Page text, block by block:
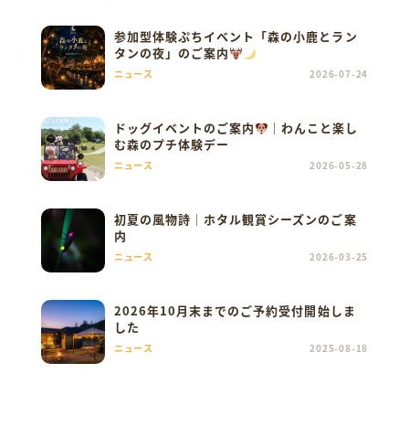
参加型体験ぷちイベント「森の小鹿とラン
タンの夜」のご案内
ニュース 2026-07-24
ドッグイベントのご案内
｜わんこと楽し
む森のプチ体験デー
ニュース 2026-05-28
初夏の風物詩｜ホタル観賞シーズンのご案
内
ニュース 2026-03-25
2026年10月末までのご予約受付開始しま
した
ニュース 2025-08-18